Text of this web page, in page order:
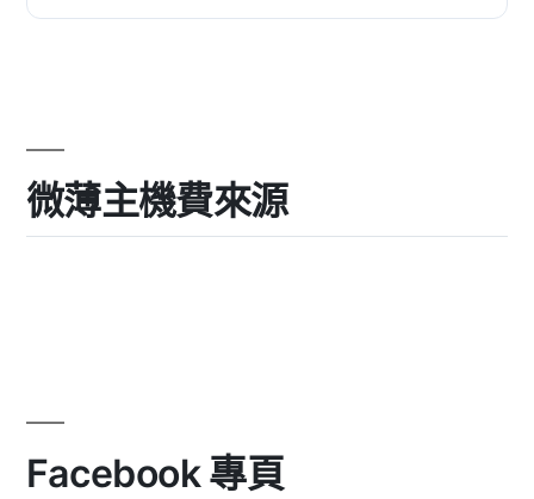
包括名稱、描述、截...
微薄主機費來源
Facebook 專頁